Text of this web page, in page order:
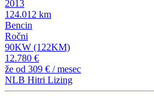
2013
124.012 km
Bencin
Ročni
90KW (122KM)
12.780 €
že od 309 € / mesec
NLB Hitri Lizing